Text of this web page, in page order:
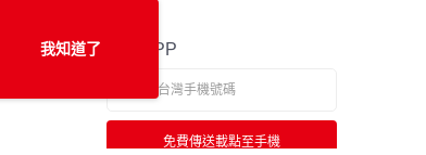
官方APP
免費傳送載點至手機
我知道了